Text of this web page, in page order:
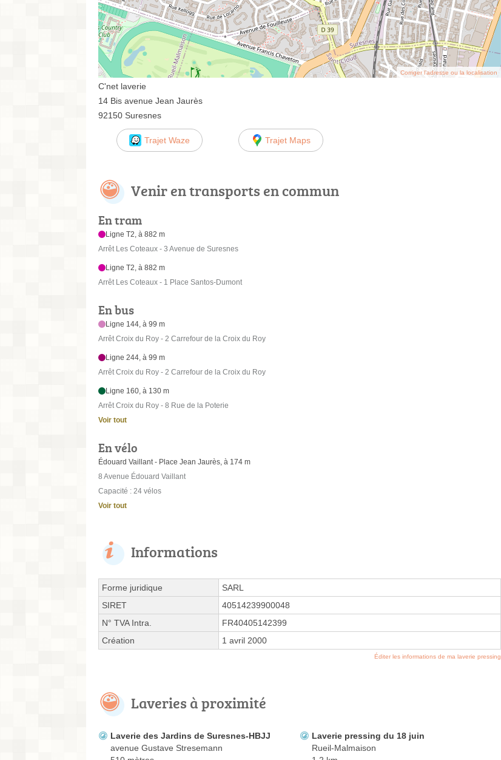
Corriger l’adresse ou la localisation
C'net laverie
14 Bis avenue Jean Jaurès
92150 Suresnes
Trajet Waze Trajet Maps
Venir en transports en commun
En tram
Ligne T2, à 882 m
Arrêt Les Coteaux - 3 Avenue de Suresnes
Ligne T2, à 882 m
Arrêt Les Coteaux - 1 Place Santos-Dumont
En bus
Ligne 144, à 99 m
Arrêt Croix du Roy - 2 Carrefour de la Croix du Roy
Ligne 244, à 99 m
Arrêt Croix du Roy - 2 Carrefour de la Croix du Roy
Ligne 160, à 130 m
Arrêt Croix du Roy - 8 Rue de la Poterie
Voir tout
En vélo
Édouard Vaillant - Place Jean Jaurès, à 174 m
8 Avenue Édouard Vaillant
Capacité : 24 vélos
Voir tout
Informations
Forme juridique
SARL
SIRET
40514239900048
N° TVA Intra.
FR40405142399
Création
1 avril 2000
Éditer les informations de ma laverie pressing
Laveries à proximité
Laverie des Jardins de Suresnes-HBJJ
avenue Gustave Stresemann
Laverie pressing du 18 juin
Rueil-Malmaison